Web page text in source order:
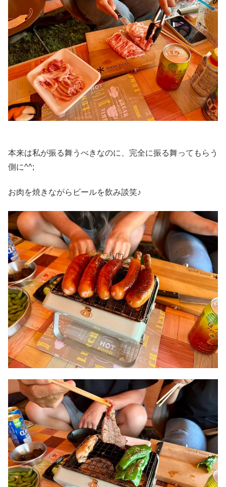
本来は私が振る舞うべきなのに、完全に振る舞ってもらう
側に^^;
お肉を焼きながらビールを飲み談笑♪